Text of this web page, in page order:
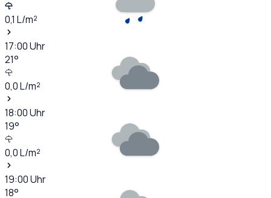
0,1 L/m²
17:00Uhr
21°
0,0L/m²
18:00Uhr
19°
0,0L/m²
19:00Uhr
18°